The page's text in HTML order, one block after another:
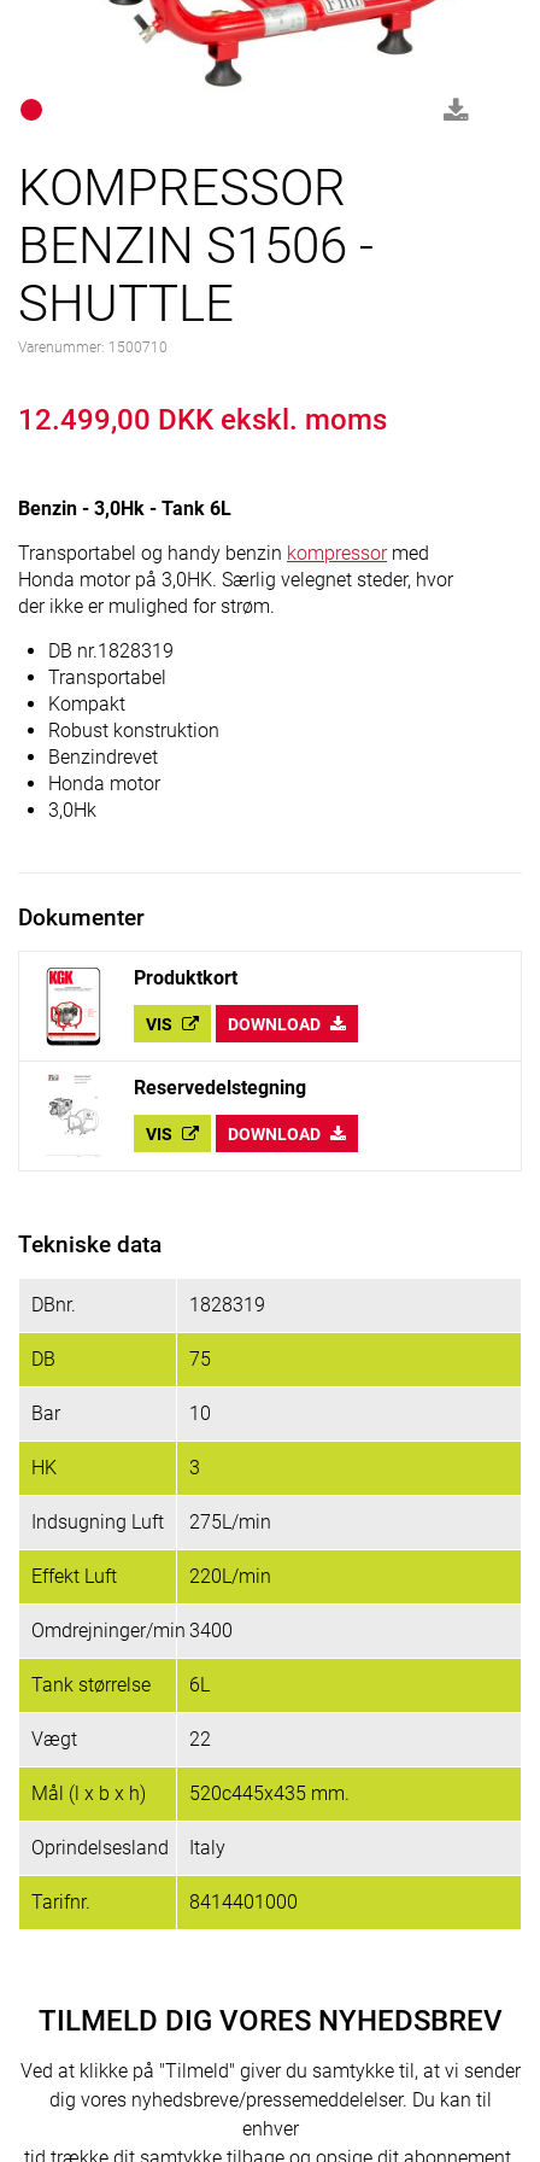
KOMPRESSOR
BENZIN S1506 -
SHUTTLE
Varenummer: 1500710
12.499,00 DKK ekskl. moms
Benzin - 3,0Hk - Tank 6L
Transportabel og handy benzin kompressormed
Honda motor på 3,0HK. Særlig velegnet steder, hvor
der ikke er mulighed for strøm.
DB nr.1828319
Transportabel
Kompakt
Robust konstruktion
Benzindrevet
Honda motor
3,0Hk
Dokumenter
Produktkort
VIS DOWNLOAD
Reservedelstegning
VIS DOWNLOAD
Tekniske data
DBnr. 1828319
DB 75
Bar 10
HK 3
Indsugning Luft 275L/min
Effekt Luft 220L/min
Omdrejninger/min 3400
Tank størrelse 6L
Vægt 22
Mål (l x b x h) 520c445x435 mm.
Oprindelsesland Italy
Tarifnr. 8414401000
TILMELD DIG VORES NYHEDSBREV
Ved at klikke på "Tilmeld" giver du samtykke til, at vi sender
dig vores nyhedsbreve/pressemeddelelser. Du kan til
enhver